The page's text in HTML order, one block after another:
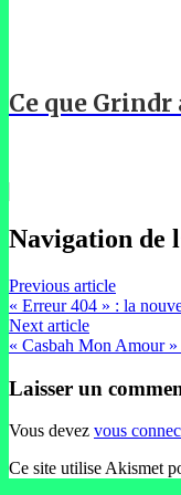
Ce que
Navigation de
Previous article
« Erreur 404 » : la
Next article
« Casbah Mon Amour »
Laisser un
Vous devez vous
Ce site utilise Akismet